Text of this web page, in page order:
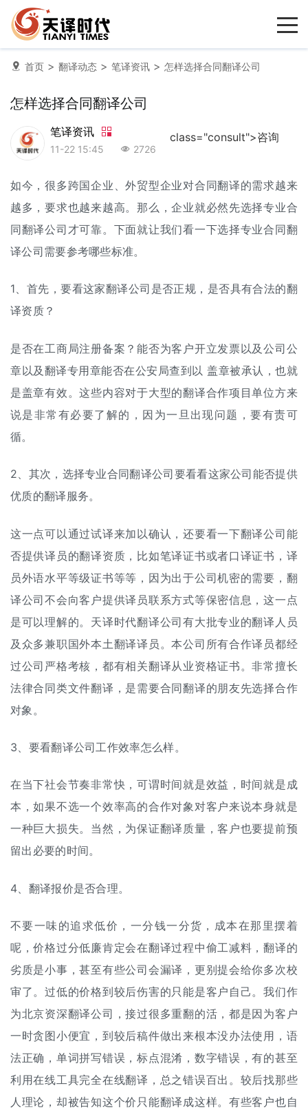
首页 > 翻译动态 > 笔译资讯 > 怎样选择合同翻译公司
怎样选择合同翻译公司
笔译资讯
11-22 15:45 2726
class="consult">咨询
如今，很多跨国企业、外贸型企业对合同翻译的需求越来
越多，要求也越来越高。那么，企业就必然先选择专业合
同翻译公司才可靠。下面就让我们看一下选择专业合同翻
译公司需要参考哪些标准。
1、首先，要看这家翻译公司是否正规，是否具有合法的翻
译资质？
是否在工商局注册备案？能否为客户开立发票以及公司公
章以及翻译专用章能否在公安局查到以 盖章被承认，也就
是盖章有效。这些内容对于大型的翻译合作项目单位方来
说是非常有必要了解的，因为一旦出现问题，要有责可
循。
2、其次，选择专业合同翻译公司要看看这家公司能否提供
优质的翻译服务。
这一点可以通过试译来加以确认，还要看一下翻译公司能
否提供译员的翻译资质，比如笔译证书或者口译证书，译
员外语水平等级证书等等，因为出于公司机密的需要，翻
译公司不会向客户提供译员联系方式等保密信息，这一点
是可以理解的。天译时代翻译公司有大批专业的翻译人员
及众多兼职国外本土翻译译员。本公司所有合作译员都经
过公司严格考核，都有相关翻译从业资格证书。非常擅长
法律合同类文件翻译，是需要合同翻译的朋友先选择合作
对象。
3、要看翻译公司工作效率怎么样。
在当下社会节奏非常快，可谓时间就是效益，时间就是成
本，如果不选一个效率高的合作对象对客户来说本身就是
一种巨大损失。当然，为保证翻译质量，客户也要提前预
留出必要的时间。
4、 翻译报价是否合理。
不要一味的追求低价，一分钱一分货，成本在那里摆着
呢，价格过分低廉肯定会在翻译过程中偷工减料，翻译的
劣质是小事，甚至有些公司会漏译，更别提会给你多次校
审了。过低的价格到较后伤害的只能是客户自己。我们作
为北京资深翻译公司，接过很多重翻的活，都是因为客户
一时贪图小便宜，到较后稿件做出来根本没办法使用，语
法正确，单词拼写错误，标点混淆，数字错误，有的甚至
利用在线工具完全在线翻译，总之错误百出。较后找那些
人理论，却被告知这个价只能翻译成这样。有些客户也自